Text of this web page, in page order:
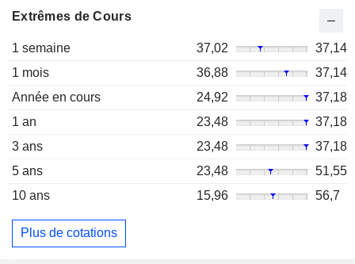
Extrêmes de Cours
1 semaine 37,02
37,14
1 mois
36,88
37,14
Année en cours
24,92
37,18
1 an
23,48
37,18
3 ans
23,48
37,18
5 ans
23,48
51,55
10 ans
15,96 56,7
Plus de cotations